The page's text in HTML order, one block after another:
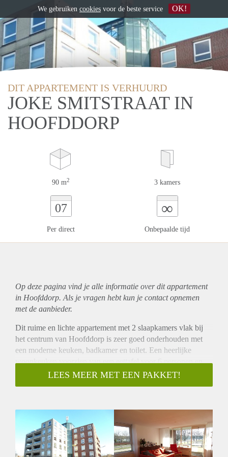
DIT APPARTEMENT IS VERHUURD
JOKE SMITSTRAAT IN
HOOFDDORP
90 m2 3 kamers
07
Per direct
∞
Onbepaalde tijd
Op deze pagina vind je alle informatie over ditappartement
in Hoofddorp. Als je vragen hebt kun je contact opnemen
met de aanbieder.
Dit ruime en lichte appartement met 2 slaapkamers vlak bij
het centrum van Hoofddorp is zeer goed onderhouden met
een moderne keuken, badkamer en toilet. Een heerlijke
woonkeuken voorzien van een eettafel voor 6 personen en
met mooi uitzicht op een waterpartij. Ook vanuit de
woonkamer en vanaf het balkon is er uitzicht op water. De
van het appartement. De belangrijkste uitvalswegen richting
Amsterdam, Schiphol en Haarlem zijn snel bereikbaar.
Indeling:
Begane grond: gemeenschappelijke entree, brievenbussen,
LEES MEER MET EEN PAKKET!
We gebruiken cookies voor de beste service OK!